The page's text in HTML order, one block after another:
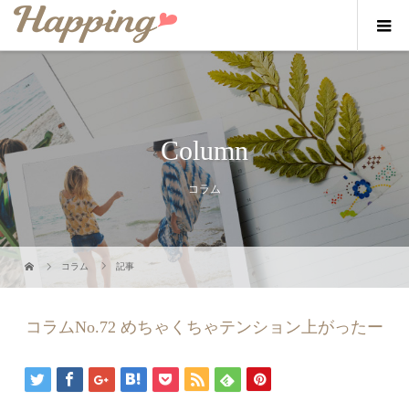
Column
コラム
コラム 記事
コラムNo.72 めちゃくちゃテンション上がったー